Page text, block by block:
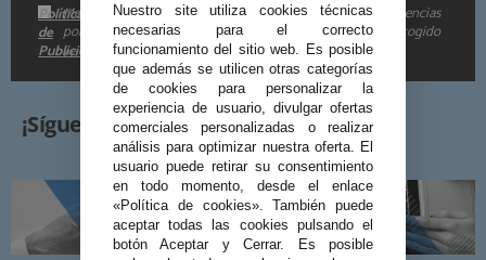
Me gustaría recibir descuentos exclusivos, novedades y tendencias
por e-mail. Puedo darme de baja cuando quiera según lo recogido
en la
Política
de
Publicidad
¡Síguenos!
Nuestro site utiliza cookies técnicas
necesarias para el correcto
funcionamiento del sitio web. Es posible
que además se utilicen otras categorías
de cookies para personalizar la
experiencia de usuario, divulgar ofertas
comerciales personalizadas o realizar
análisis para optimizar nuestra oferta. El
usuario puede retirar su consentimiento
en todo momento, desde el enlace
«Política de cookies». También puede
aceptar todas las cookies pulsando el
botón Aceptar y Cerrar. Es posible